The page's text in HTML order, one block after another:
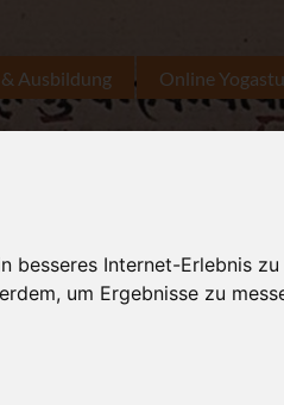
Internet-Erlebnis
um Ergebnisse zu
Ausbildung Online